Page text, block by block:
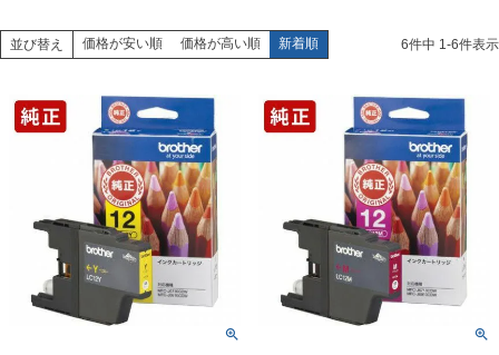
並び替え 価格が安い順 価格が高い順 新着順 6件中 1-6件表示